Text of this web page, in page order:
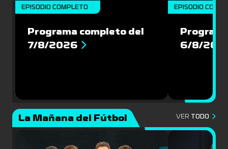
EPISODIO COMPLETO
Programa completo del
7/8/2026
EPISODIO
6/8/
La Mañana del Fútbol VER TODO